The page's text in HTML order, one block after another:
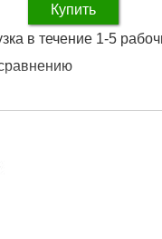
Купить
в течение 1-5